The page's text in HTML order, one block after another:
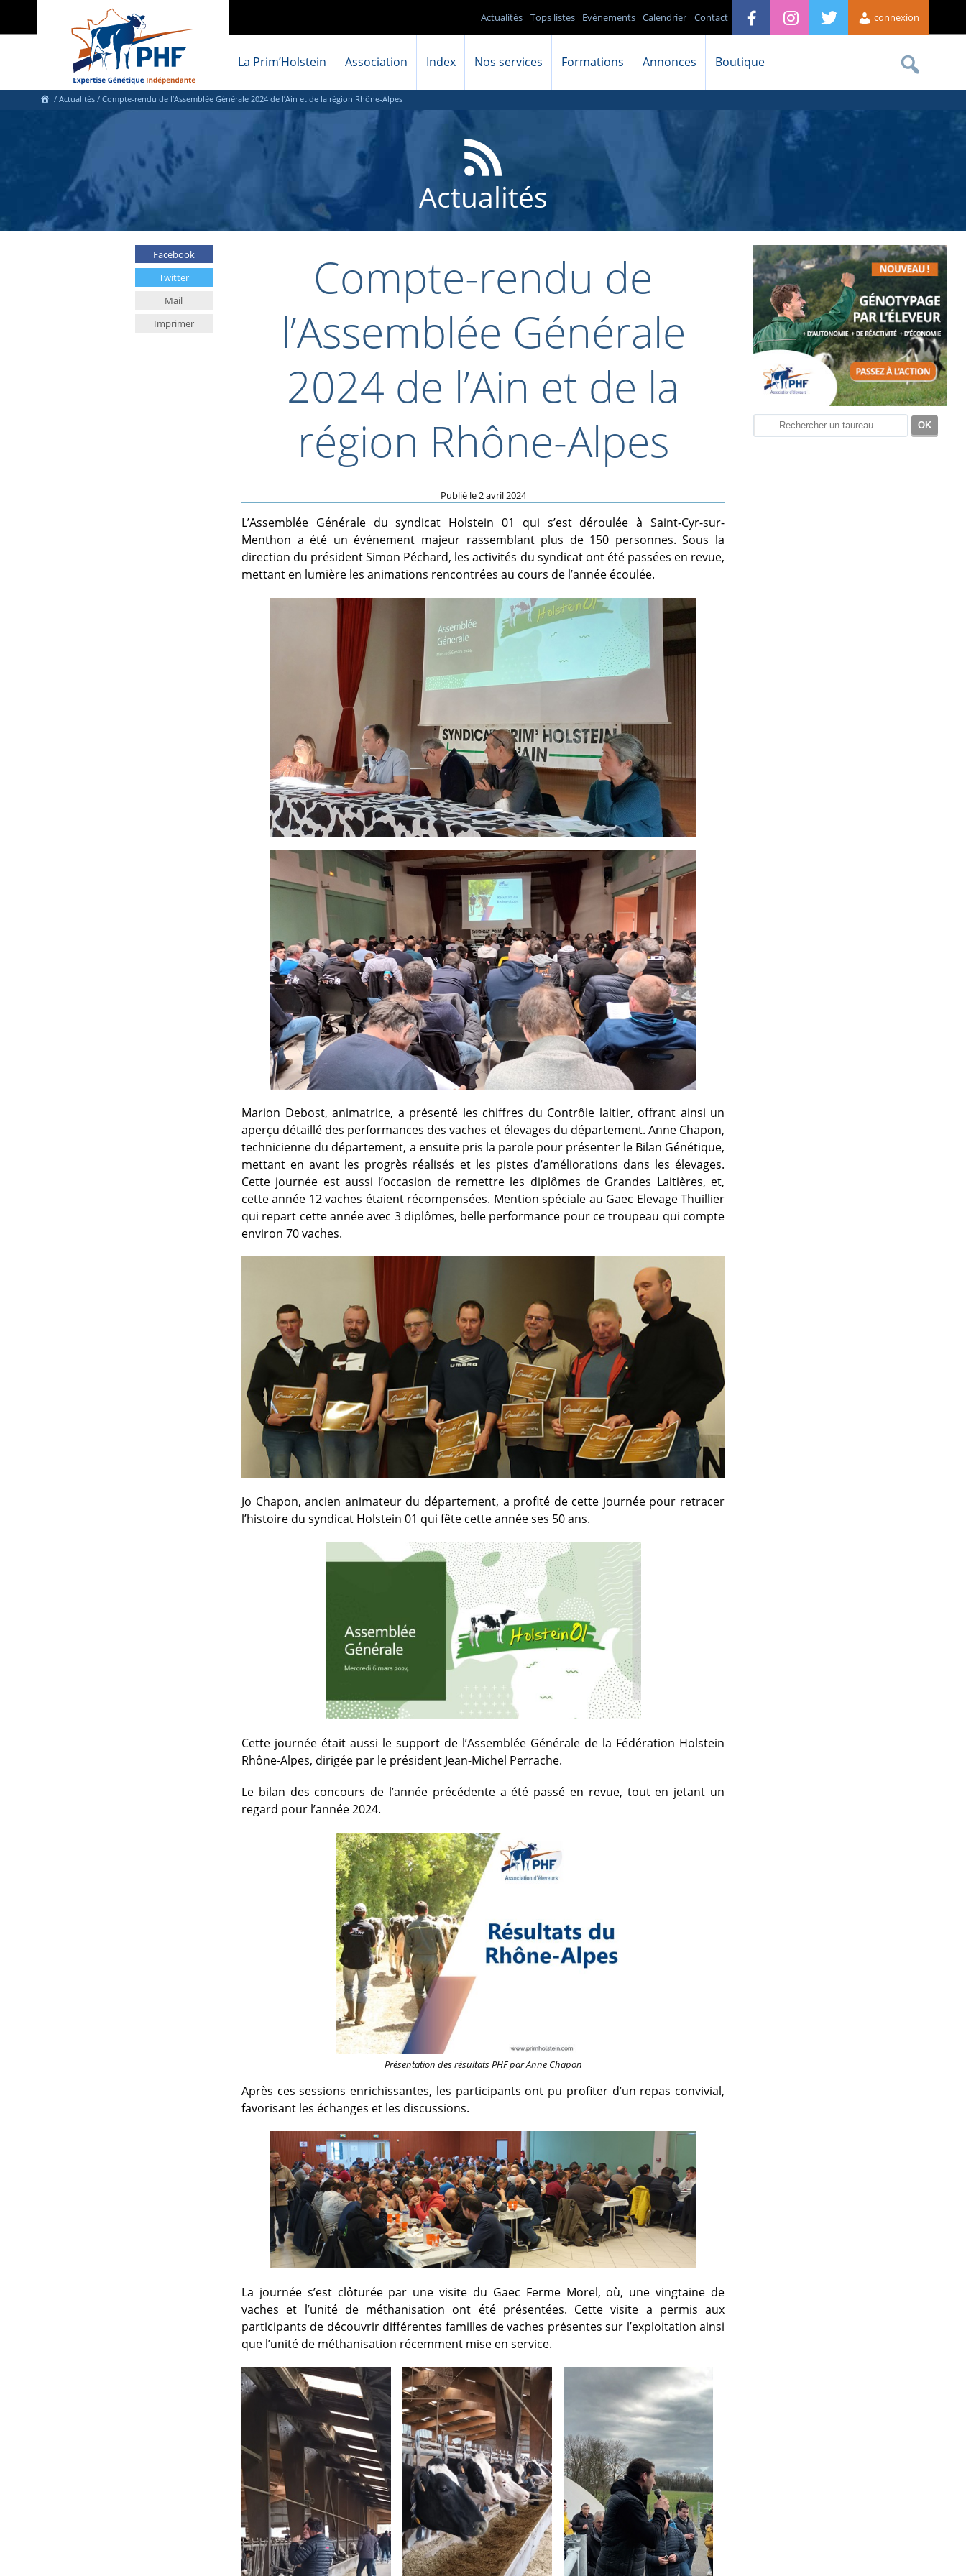
connexion
Contact
Calendrier
Evénements
Tops listes
Actualités
La Prim’Holstein Association Index Nos services Formations Annonces Boutique
/ Actualités / Compte-rendu de l’Assemblée Générale 2024 de l’Ain et de la région Rhône-Alpes
Actualités
Facebook
Twitter
Mail
Imprimer
Compte-rendu de
l’Assemblée Générale
2024 de l’Ain et de la
région Rhône-Alpes
Publié le2 avril 2024
L’Assemblée Générale du syndicat Holstein 01 qui s’est déroulée à Saint-Cyr-sur-
Menthon a été un événement majeur rassemblant plus de 150 personnes. Sous la
direction du président Simon Péchard, les activités du syndicat ont été passées en revue,
mettant en lumière les animations rencontrées au cours de l’année écoulée.
Marion Debost, animatrice, a présenté les chiffres du Contrôle laitier, offrant ainsi un
aperçu détaillé des performances des vaches et élevages du département. Anne Chapon,
technicienne du département, a ensuite pris la parole pour présenter le Bilan Génétique,
mettant en avant les progrès réalisés et les pistes d’améliorations dans les élevages.
Cette journée est aussi l’occasion de remettre les diplômes de Grandes Laitières, et,
cette année 12 vaches étaient récompensées. Mention spéciale au Gaec Elevage Thuillier
qui repart cette année avec 3 diplômes, belle performance pour ce troupeau qui compte
environ 70 vaches.
Jo Chapon, ancien animateur du département, a profité de cette journée pour retracer
l’histoire du syndicat Holstein 01 qui fête cette année ses 50 ans.
Cette journée était aussi le support de l’Assemblée Générale de la Fédération Holstein
Rhône-Alpes, dirigée par le président Jean-Michel Perrache.
Le bilan des concours de l’année précédente a été passé en revue, tout en jetant un
regard pour l’année 2024.
Présentation des résultats PHF par Anne Chapon
Après ces sessions enrichissantes, les participants ont pu profiter d’un repas convivial,
favorisant les échanges et les discussions.
La journée s’est clôturée par une visite du Gaec Ferme Morel, où, une vingtaine de
vaches et l’unité de méthanisation ont été présentées. Cette visite a permis aux
participants de découvrir différentes familles de vaches présentes sur l’exploitation ainsi
que l’unité de méthanisation récemment mise en service.